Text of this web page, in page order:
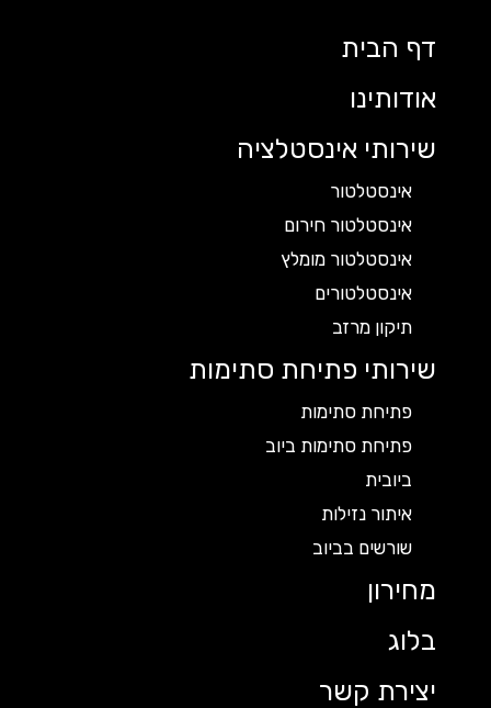
דף הבית
אודותינו
שירותי אינסטלציה
אינסטלטור
אינסטלטור חירום
אינסטלטור מומלץ
אינסטלטורים
תיקון מרזב
שירותי פתיחת סתימות
פתיחת סתימות
פתיחת סתימות ביוב
ביובית
איתור נזילות
שורשים בביוב
מחירון
בלוג
יצירת קשר